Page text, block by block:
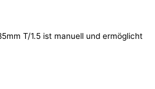
T/1.5 ist manuell und ermöglicht